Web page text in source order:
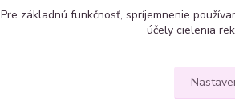
Pre základnú funkčnosť, spríjemnenie
účely cielenia